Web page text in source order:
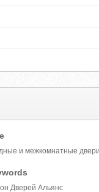
и межкомнатные
Дверей Альянс